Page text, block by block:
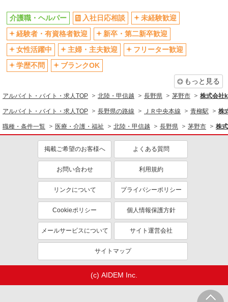
介護職・ヘルパー 入社日応相談
未経験歓迎
経験者・有資格者歓迎
新卒・第二新卒歓迎
女性活躍中
主婦・主夫歓迎
フリーター歓迎
学歴不問
ブランクOK
もっと見る
アルバイト・バイト・求人TOP 北陸・甲信越 長野県 茅野市 株式会社
アルバイト・バイト・求人TOP 長野県の路線 ＪＲ中央本線 青柳駅 株
職種・条件一覧 医療・介護・福祉 北陸・甲信越 長野県 茅野市 株
掲載ご希望のお客様へ よくある質問
お問い合わせ 利用規約
リンクについて プライバシーポリシー
Cookieポリシー 個人情報保護方針
メールサービスについて サイト運営会社
サイトマップ
(c) AIDEM Inc.